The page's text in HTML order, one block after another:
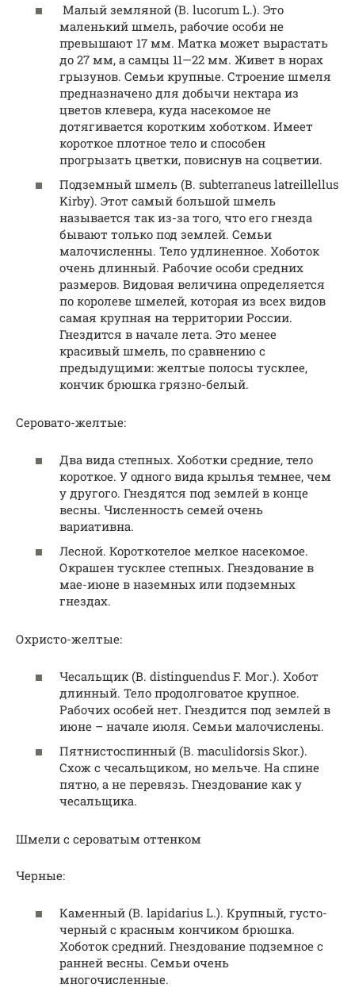
Малый земляной (В. lucorum L.). Это
маленький шмель, рабочие особи не
превышают 17 мм. Матка может вырастать
до 27 мм, а самцы 11—22 мм. Живет в норах
грызунов. Семьи крупные. Строение шмеля
предназначено для добычи нектара из
цветов клевера, куда насекомое не
дотягивается коротким хоботком. Имеет
короткое плотное тело и способен
прогрызать цветки, повиснув на соцветии.
Подземный шмель (В. subterraneus latreillellus
Kirby). Этот самый большой шмель
называется так из-за того, что его гнезда
бывают только под землей. Семьи
малочисленны. Тело удлиненное. Хоботок
очень длинный. Рабочие особи средних
размеров. Видовая величина определяется
по королеве шмелей, которая из всех видов
самая крупная на территории России.
Гнездится в начале лета. Это менее
красивый шмель, по сравнению с
предыдущими: желтые полосы тусклее,
кончик брюшка грязно-белый.
Серовато-желтые:
Два вида степных. Хоботки средние, тело
короткое. У одного вида крылья темнее, чем
у другого. Гнездятся под землей в конце
весны. Численность семей очень
вариативна.
Лесной. Короткотелое мелкое насекомое.
Окрашен тусклее степных. Гнездование в
мае-июне в наземных или подземных
гнездах.
Охристо-желтые:
Чесальщик (В. distinguendus F. Мог.). Хобот
длинный. Тело продолговатое крупное.
Рабочих особей нет. Гнездится под землей в
июне – начале июля. Семьи малочислены.
Пятнистоспинный (В. maculidorsis Skor.).
Схож с чесальщиком, но мельче. На спине
пятно, а не перевязь. Гнездование как у
чесальщика.
Шмели с сероватым оттенком
Черные:
Каменный (В. lapidarius L.). Крупный, густо-
черный с красным кончиком брюшка.
Хоботок средний. Гнездование подземное с
ранней весны. Семьи очень
многочисленные.